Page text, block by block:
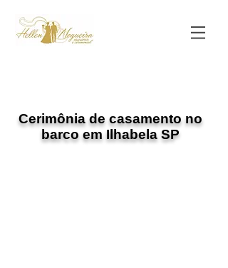
Cerimônia de casamento no
barco em Ilhabela SP